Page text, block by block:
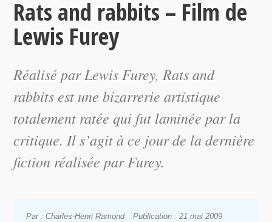
Rats and rabbits – Film de
Lewis Furey
Réalisé par Lewis Furey, Rats and
rabbitsest une bizarrerie artistique
totalement ratée qui fut laminée par la
critique. Il s’agit à ce jour de la dernière
fiction réalisée par Furey.
Par : Charles-Henri Ramond
Publication : 21 mai 2009